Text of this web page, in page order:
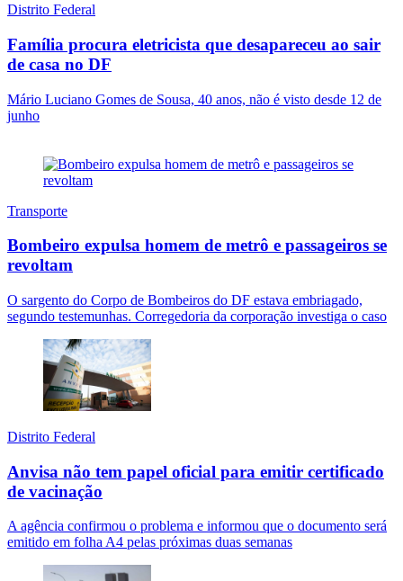
Distrito Federal
Família procura eletricista que desapareceu ao sair
de casa no DF
Mário Luciano Gomes de Sousa, 40 anos, não é visto desde 12 de
junho
Transporte
Bombeiro expulsa homem de metrô e passageiros se
revoltam
O sargento do Corpo de Bombeiros do DF estava embriagado,
segundo testemunhas. Corregedoria da corporação investiga o caso
Distrito Federal
Anvisa não tem papel oficial para emitir certificado
de vacinação
A agência confirmou o problema e informou que o documento será
emitido em folha A4 pelas próximas duas semanas